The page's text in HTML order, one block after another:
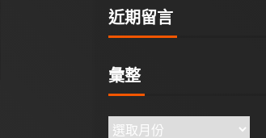
近期留言
彙整